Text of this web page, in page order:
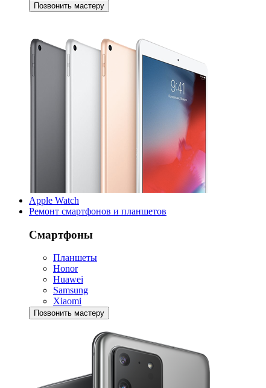
Позвонить мастеру
Apple Watch
Ремонт смартфонов и планшетов
Смартфоны
Планшеты
Honor
Huawei
Samsung
Xiaomi
Позвонить мастеру